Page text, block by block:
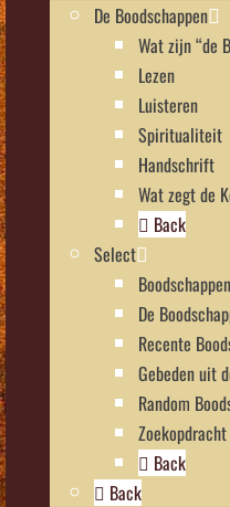
De Boodschappen
Wat zijn “de
Lezen
Luisteren
Spiritualiteit
Handschrift
Wat zegt de
Back
Select
De
Recente
Gebeden uit
Random
Zoekopdracht
Back
Back